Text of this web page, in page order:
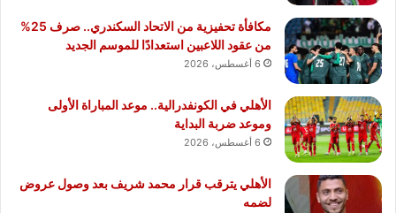
مكافأة تحفيزية من الاتحاد السكندري.. صرف 25%
من عقود اللاعبين استعدادًا للموسم الجديد
6 أغسطس، 2026
الأهلي في الكونفدرالية.. موعد المباراة الأولى
وموعد ضربة البداية
6 أغسطس، 2026
الأهلي يترقب قرار محمد شريف بعد وصول عروض
لضمه